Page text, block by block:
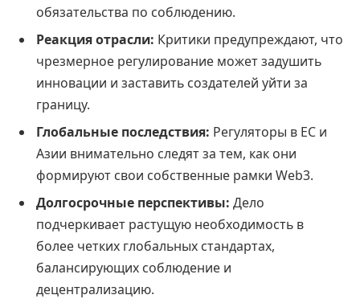
обязательства по соблюдению.
Реакция отрасли: Критики предупреждают, что
чрезмерное регулирование может задушить
инновации и заставить создателей уйти за
границу.
Глобальные последствия: Регуляторы в ЕС и
Азии внимательно следят за тем, как они
формируют свои собственные рамки Web3.
Долгосрочные перспективы: Дело
подчеркивает растущую необходимость в
более четких глобальных стандартах,
балансирующих соблюдение и
децентрализацию.